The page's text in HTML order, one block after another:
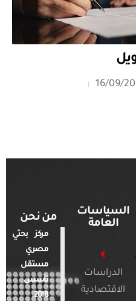
16/09/
السياسات
العامة
الدراسات
الاقتصادية
من نحن
مركز بحثي
مصري
مستقل
تأسس
2018.